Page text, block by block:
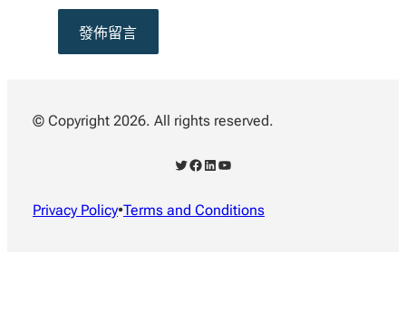
© Copyright 2026. All rights reserved.
X Facebook LinkedIn YouTube
Privacy Policy•Terms and Conditions